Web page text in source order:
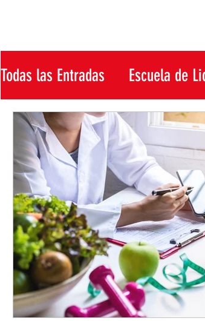
Todas las Entradas Escuela de